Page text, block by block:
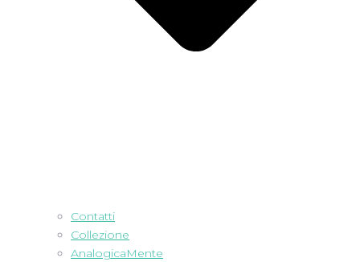
Contatti
Collezione
AnalogicaMente